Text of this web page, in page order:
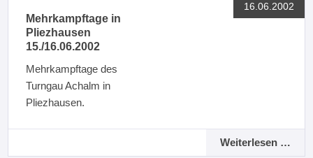
16.06.2002
Mehrkampftage in
Pliezhausen
15./16.06.2002
Mehrkampftage des
Turngau Achalm in
Pliezhausen.
Weiterlesen …